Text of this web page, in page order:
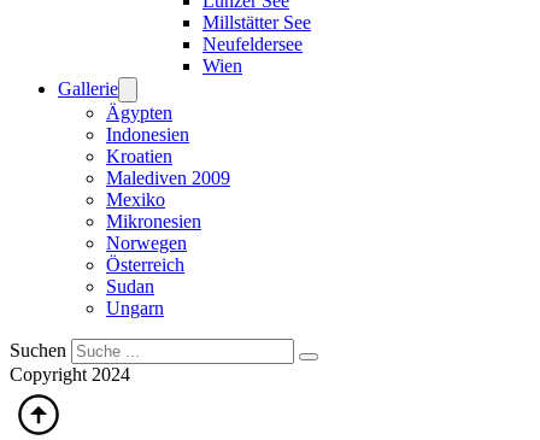
Millstätter See
Neufeldersee
Wien
Gallerie
Ägypten
Indonesien
Kroatien
Malediven 2009
Mexiko
Mikronesien
Norwegen
Österreich
Sudan
Ungarn
Suchen
Copyright 2024